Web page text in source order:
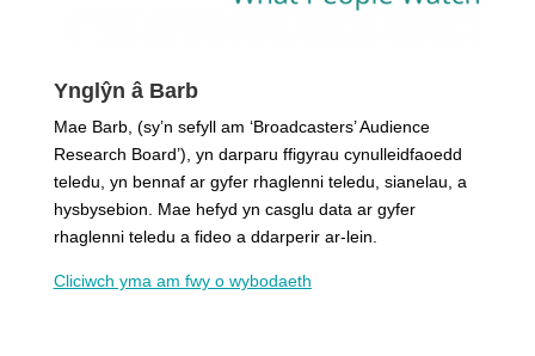
Ynglŷn â Barb
Mae Barb, (sy’n sefyll am ‘Broadcasters’ Audience
Research Board’), yn darparu ffigyrau cynulleidfaoedd
teledu, yn bennaf ar gyfer rhaglenni teledu, sianelau, a
hysbysebion. Mae hefyd yn casglu data ar gyfer
rhaglenni teledu a fideo a ddarperir ar-lein.
Cliciwch yma am fwy o wybodaeth